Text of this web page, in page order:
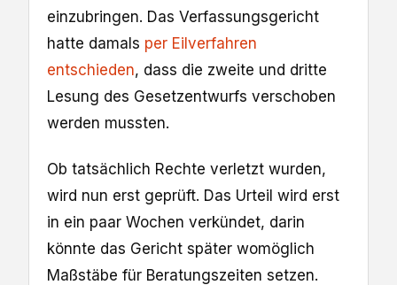
einzubringen. Das Verfassungsgericht
hatte damals per Eilverfahren
entschieden, dass die zweite und dritte
Lesung des Gesetzentwurfs verschoben
werden mussten.
Ob tatsächlich Rechte verletzt wurden,
wird nun erst geprüft. Das Urteil wird erst
in ein paar Wochen verkündet, darin
könnte das Gericht später womöglich
Maßstäbe für Beratungszeiten setzen.